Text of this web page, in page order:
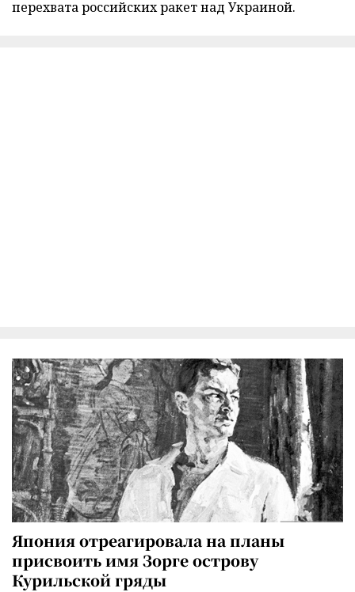
перехвата российских ракет над Украиной.
Япония отреагировала на планы
присвоить имя Зорге острову
Курильской гряды